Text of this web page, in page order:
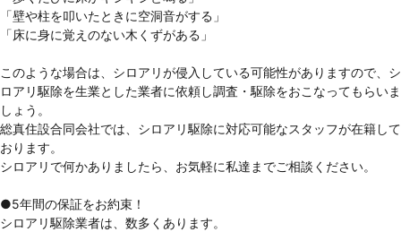
「壁や柱を叩いたときに空洞音がする」
「床に身に覚えのない木くずがある」
このような場合は、シロアリが侵入している可能性がありますので、シ
ロアリ駆除を生業とした業者に依頼し調査・駆除をおこなってもらいま
しょう。
総真住設合同会社では、シロアリ駆除に対応可能なスタッフが在籍して
おります。
シロアリで何かありましたら、お気軽に私達までご相談ください。
●5年間の保証をお約束！
シロアリ駆除業者は、数多くあります。